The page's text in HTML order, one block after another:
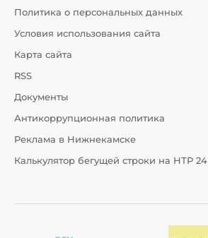
Политика о персональных данных
Условия использования сайта
Карта сайта
RSS
Документы
Антикоррупционная политика
Реклама в Нижнекамске
Калькулятор бегущей строки на НТР 24